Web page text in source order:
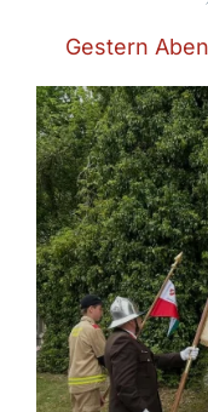
Gestern
Am Sonntag